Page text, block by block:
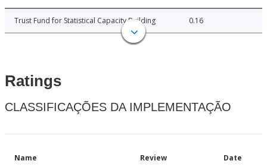
Trust Fund for Statistical Capacity Building 0.16
Ratings
CLASSIFICAÇÕES DA IMPLEMENTAÇÃO
Name Review Date